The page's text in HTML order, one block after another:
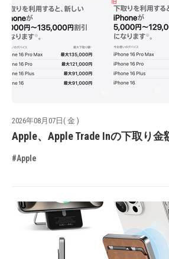
2026年08月07日( 金 )
Apple、Apple Trade Inの下取り金
#Apple